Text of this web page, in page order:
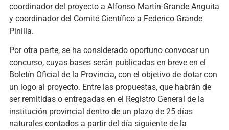
coordinador del proyecto a Alfonso Martín-Grande Anguita
y coordinador del Comité Científico a Federico Grande
Pinilla.
Por otra parte, se ha considerado oportuno convocar un
concurso, cuyas bases serán publicadas en breve en el
Boletín Oficial de la Provincia, con el objetivo de dotar con
un logo al proyecto. Entre las propuestas, que habrán de
ser remitidas o entregadas en el Registro General de la
institución provincial dentro de un plazo de 25 días
naturales contados a partir del día siguiente de la